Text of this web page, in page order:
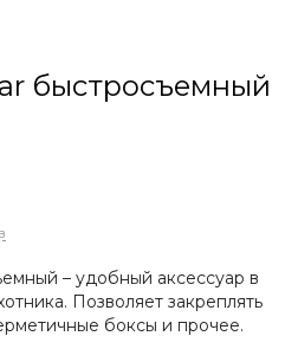
быстросъемный
– удобный аксессуар в
Позволяет закреплять
боксы и прочее.